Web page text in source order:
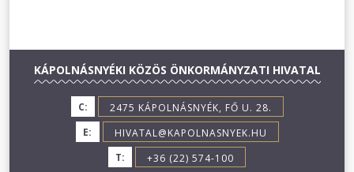
KÁPOLNÁSNYÉKI KÖZÖS ÖNKORMÁNYZATI HIVATAL
C:
2475 KÁPOLNÁSNYÉK, FŐ U. 28.
E:
HIVATAL@KAPOLNASNYEK.HU
T:
+36 (22) 574-100